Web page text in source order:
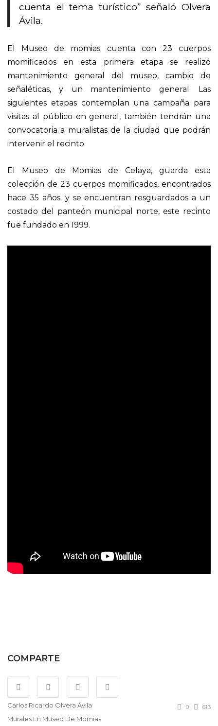
cuenta el tema turístico” señaló Olvera
Ávila.
El Museo de momias cuenta con 23 cuerpos
momificados en esta primera etapa se realizó
mantenimiento general del museo, cambio de
señaléticas, y un mantenimiento general. Las
siguientes etapas contemplan una campaña para
visitas al público en general, también tendrán una
convocatoria a muralistas de la ciudad que podrán
intervenir el recinto.
El Museo de Momias de Celaya, guarda esta
colección de 23 cuerpos momificados, encontrados
hace 35 años. y se encuentran resguardados a un
costado del panteón municipal norte, este recinto
fue fundado en 1999.
COMPARTE
Carlos Ricardo Olvera Ávila
Murales En Museo De Momias
0 613